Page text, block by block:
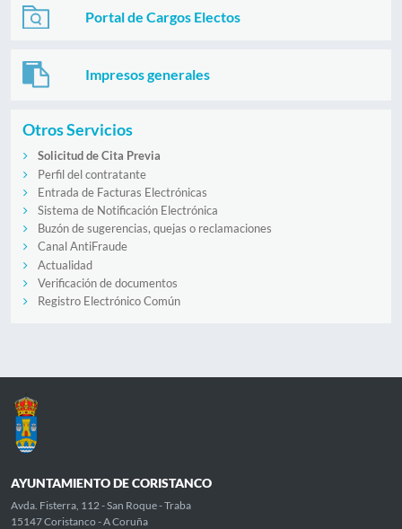
Portal de Cargos Electos
Impresos generales
Otros Servicios
Solicitud de Cita Previa
Perfil del contratante
Entrada de Facturas Electrónicas
Sistema de Notificación Electrónica
Buzón de sugerencias, quejas o reclamaciones
Canal AntiFraude
Actualidad
Verificación de documentos
Registro Electrónico Común
AYUNTAMIENTO DE CORISTANCO
Avda. Fisterra, 112 - San Roque - Traba
15147 Coristanco - A Coruña